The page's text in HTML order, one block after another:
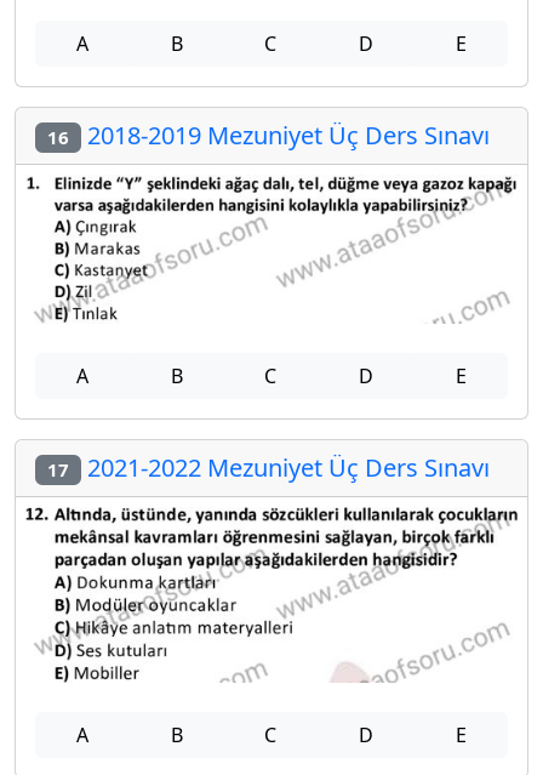
A B C D E
16 2018-2019 Mezuniyet Üç Ders Sınavı
A B C D E
17 2021-2022 Mezuniyet Üç Ders Sınavı
A B C D E